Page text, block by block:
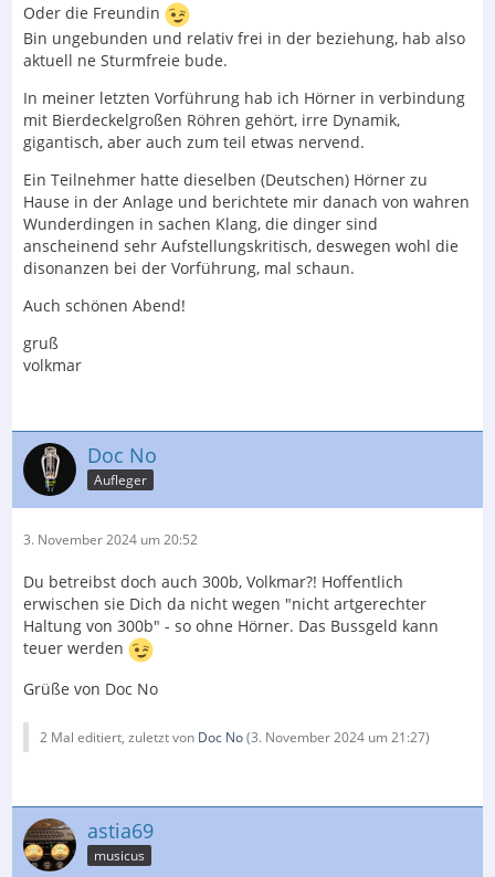
Oder die Freundin
Bin ungebunden und relativ frei in der beziehung, hab also
aktuell ne Sturmfreie bude.
In meiner letzten Vorführung hab ich Hörner in verbindung
mit Bierdeckelgroßen Röhren gehört, irre Dynamik,
gigantisch, aber auch zum teil etwas nervend.
Ein Teilnehmer hatte dieselben (Deutschen) Hörner zu
Hause in der Anlage und berichtete mir danach von wahren
Wunderdingen in sachen Klang, die dinger sind
anscheinend sehr Aufstellungskritisch, deswegen wohl die
disonanzen bei der Vorführung, mal schaun.
Auch schönen Abend!
gruß
volkmar
Doc No
Aufleger
3. November 2024 um 20:52
Du betreibst doch auch 300b, Volkmar?! Hoffentlich
erwischen sie Dich da nicht wegen "nicht artgerechter
Haltung von 300b" - so ohne Hörner. Das Bussgeld kann
teuer werden
Grüße von Doc No
2 Mal editiert, zuletzt von Doc No(3. November 2024 um 21:27)
astia69
musicus